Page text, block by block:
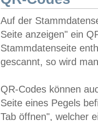
Auf der
Seite anzeigen" ein
Stammdatenseite
gescannt, so wird
QR-Codes können
Seite eines Pegels
Tab öffnen", welcher